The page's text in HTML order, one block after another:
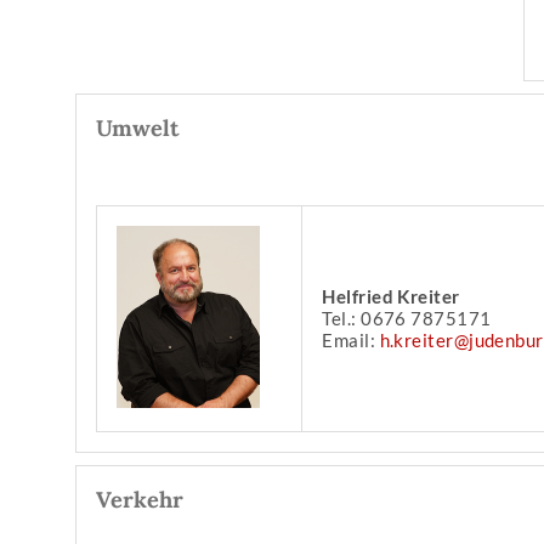
Umwelt
Helfried Kreiter
Tel.: 0676 7875171
Email:
Verkehr